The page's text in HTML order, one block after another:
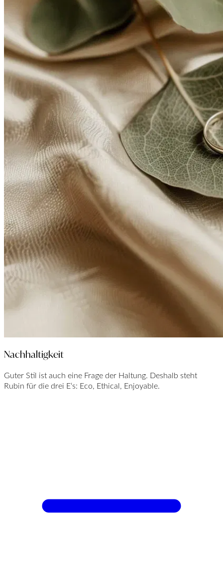
Nachhaltigkeit
Guter Stil ist auch eine Frage der Haltung. Deshalb steht
Rubin für die drei E‘s: Eco, Ethical, Enjoyable.